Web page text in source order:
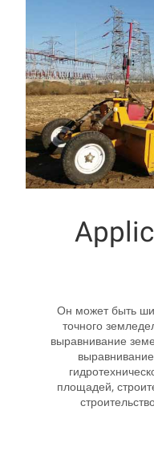
Он может быть
точного
выравнивание
площадей,